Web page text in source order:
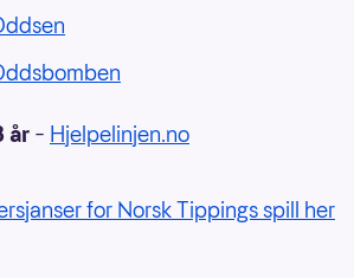
år – Hjelpelinjen.no
for Norsk Tippings spill her